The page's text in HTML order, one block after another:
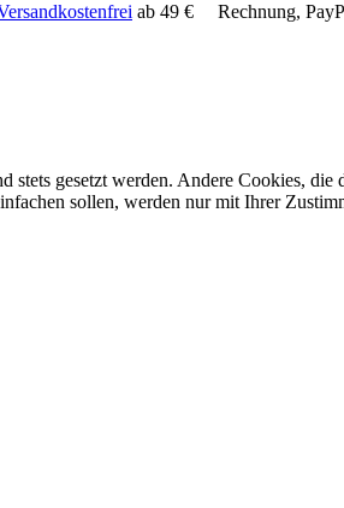
ab 49 €
Rechnung,
gesetzt werden. Andere Cookies,
sollen, werden nur mit Ihrer